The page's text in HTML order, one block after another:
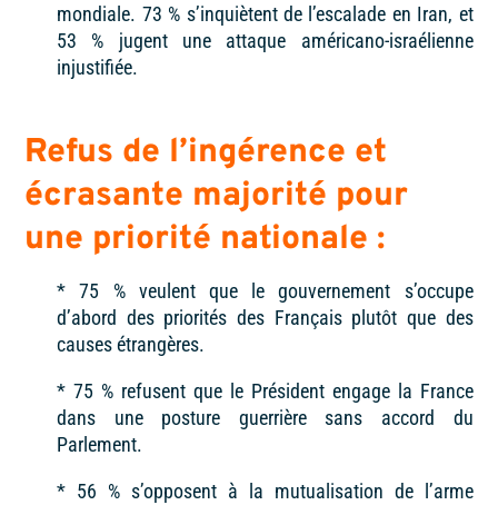
mondiale. 73 % s’inquiètent de l’escalade en Iran, et
53 % jugent une attaque américano-israélienne
injustifiée.
Refus de l’ingérence et
écrasante majorité pour
une priorité nationale :
* 75 %veulent que le gouvernement s’occupe
d’abord des priorités des Français plutôt que des
causes étrangères.
* 75 % refusent que le Président engage la France
dans une posture guerrière sans accord du
Parlement.
* 56 % s’opposent à la mutualisation de l’arme